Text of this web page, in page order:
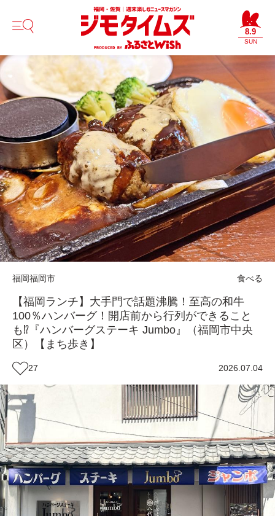
8.9
SUN
福岡福岡市 食べる
【福岡ランチ】大手門で話題沸騰！至高の和牛
100％ハンバーグ！開店前から行列ができること
も⁉『ハンバーグステーキ Jumbo』（福岡市中央
区）【まち歩き】
27 2026.07.04